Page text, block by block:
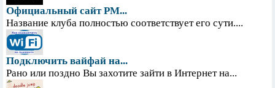
Официальный сайт PM...
Название клуба полностью соответствует его сути....
Подключить вайфай на...
Рано или поздно Вы захотите зайти в Интернет на...